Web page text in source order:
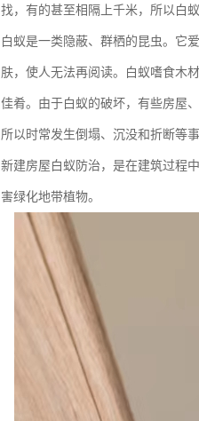
找，有的甚至相隔上千米，所以白
白蚁是一类隐蔽、群栖的昆虫。它
肤，使人无法再阅读。白蚁嗜食木
佳肴。由于白蚁的破坏，有些房屋
所以时常发生倒塌、沉没和折断等事
新建房屋白蚁防治，是在建筑过程
害绿化地带植物。